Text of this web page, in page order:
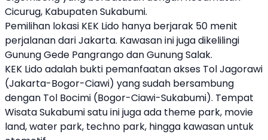
Cicurug, Kabupaten Sukabumi.
Pemilihan lokasi KEK Lido hanya berjarak 50 menit
perjalanan dari Jakarta. Kawasan ini juga dikelilingi
Gunung Gede Pangrango dan Gunung Salak.
KEK Lido adalah bukti pemanfaatan akses Tol Jagorawi
(Jakarta-Bogor-Ciawi) yang sudah bersambung
dengan Tol Bocimi (Bogor-Ciawi-Sukabumi). Tempat
Wisata Sukabumi satu ini juga ada theme park, movie
land, water park, techno park, hingga kawasan untuk